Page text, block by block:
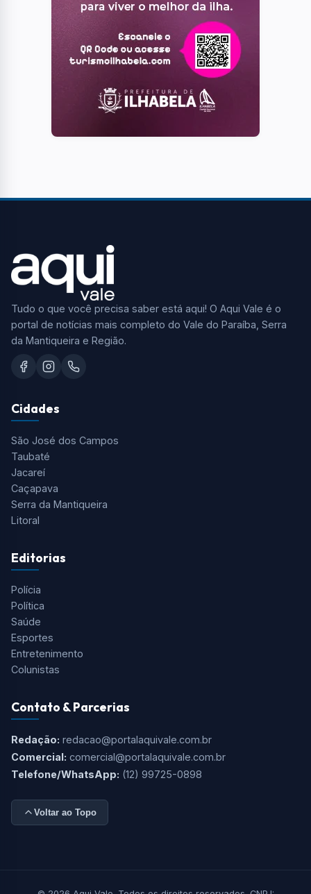
Tudo o que você precisa saber está aqui! O Aqui Vale é o
portal de notícias mais completo do Vale do Paraíba, Serra
da Mantiqueira e Região.
Cidades
São José dos Campos
Taubaté
Jacareí
Caçapava
Serra da Mantiqueira
Litoral
Editorias
Polícia
Política
Saúde
Esportes
Entretenimento
Colunistas
Contato & Parcerias
Redação: redacao@portalaquivale.com.br
Comercial: comercial@portalaquivale.com.br
Telefone/WhatsApp: (12) 99725-0898
Voltar ao Topo